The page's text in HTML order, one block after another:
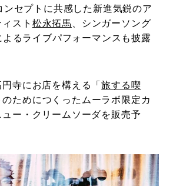
ンセプトに共感した新進気鋭のア
スト 松永拓馬、シンガーソング
よるライブパフォーマンスも披露
寺にお店を構える「旅する喫
のためにつくったムーラボ限定カ
ー・クリームソーダを販売予